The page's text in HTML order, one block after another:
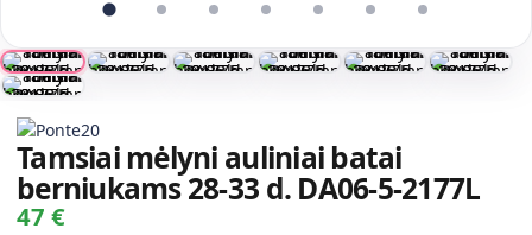
Tamsiai mėlyni auliniai batai
berniukams 28-33 d. DA06-5-2177L
47 €